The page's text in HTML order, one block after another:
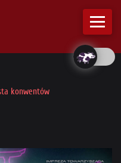
konwentów